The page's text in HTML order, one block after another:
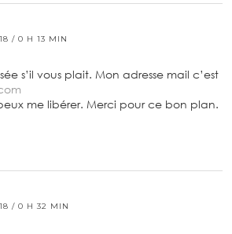
/ 0 H 13 MIN
s’il vous plait. Mon adresse mail c’est
peux me libérer. Merci pour ce bon plan.
/ 0 H 32 MIN